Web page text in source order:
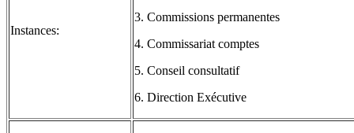
Instances:
3. Commissions permanentes
4. Commissariat comptes
5. Conseil consultatif
6. Direction Exécutive